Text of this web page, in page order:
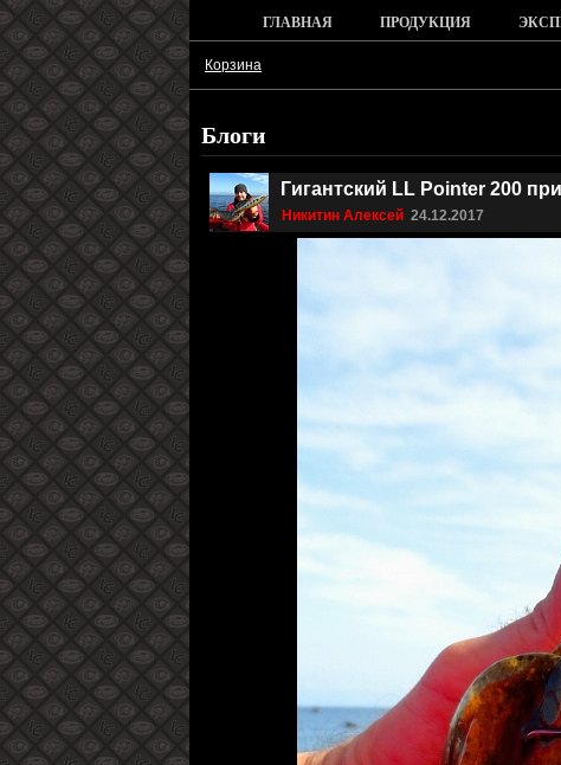
ГЛАВНАЯ ПРОДУКЦИЯ
Корзина
Блоги
Гигантский LL Pointer 200
Никитин Алексей 24.12.2017